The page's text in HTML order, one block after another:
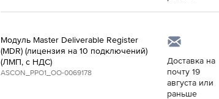
Модуль Master Deliverable Register
(MDR) (лицензия на 10 подключений)
(ЛМП, с НДС)
ASCON_PPO1_ОО-0069178
Доставка на
почту 19
августа или
раньше